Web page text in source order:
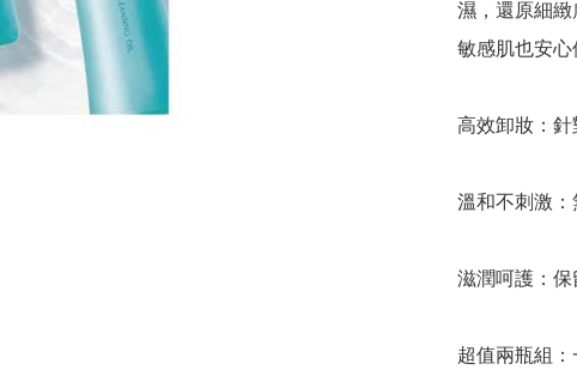
濕，還原細緻
敏感肌也安心
高效卸妝：
溫和不刺激
滋潤呵護：
超值兩瓶組